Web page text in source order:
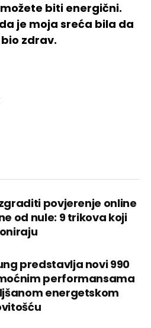
biti energični.
je moja sreća bila da
zdrav.
povjerenje online
od nule: 9 trikova koji
predstavlja novi 990
moćnim performansama
energetskom